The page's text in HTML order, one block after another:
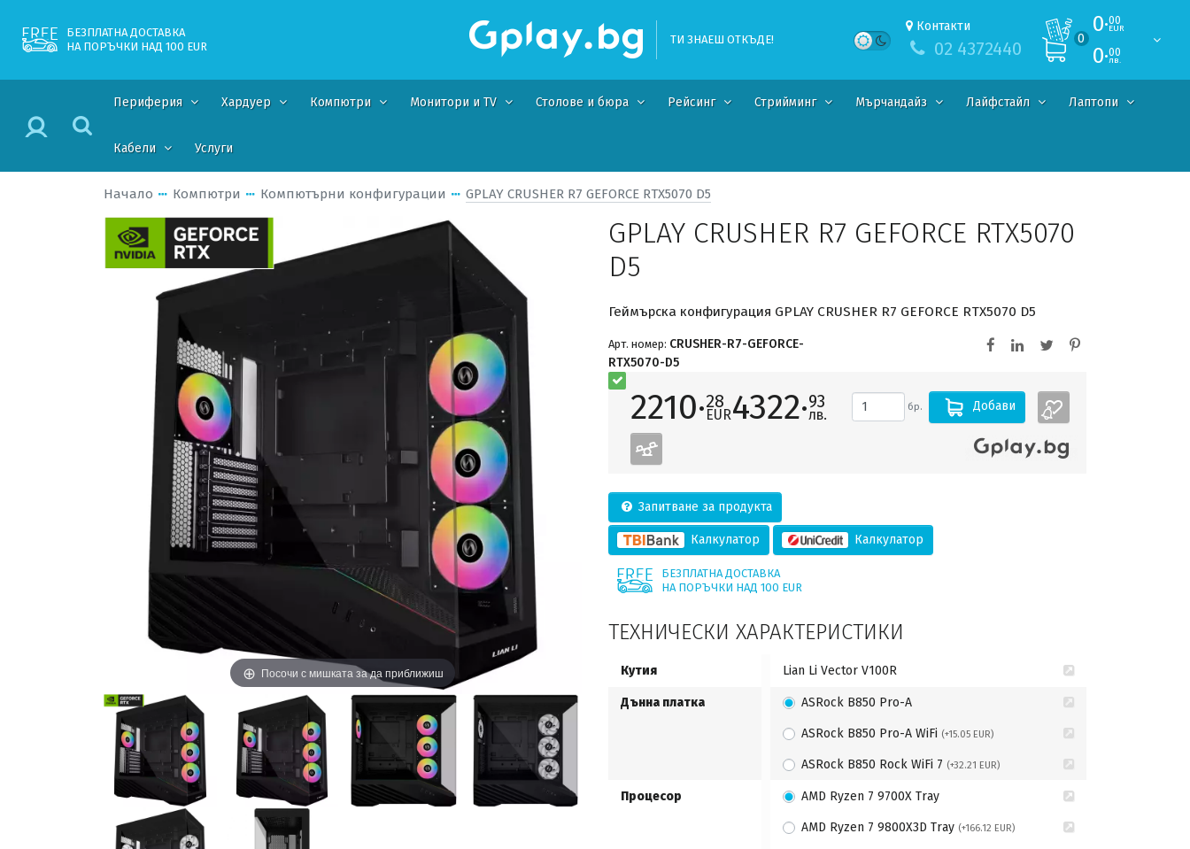
БЕЗПЛАТНА ДОСТАВКА
НА ПОРЪЧКИ НАД 100 EUR
ТИ ЗНАЕШ ОТКЪДЕ!
Контакти
02 4372440 0
0·00
EUR
0·00
лв.
Периферия Хардуер Компютри Монитори и TV Столове и бюра Рейсинг Стрийминг Мърчандайз Лайфстайл Лаптопи
Кабели Услуги
Начало Компютри Компютърни конфигурации GPLAY CRUSHER R7 GEFORCE RTX5070 D5
Посочи с мишката за да приближиш
GPLAY CRUSHER R7 GEFORCE RTX5070
D5
Геймърска конфигурация GPLAY CRUSHER R7 GEFORCE RTX5070 D5
Арт. номер: CRUSHER-R7-GEFORCE-
RTX5070-D5
2210·28
EUR4322·93
лв. бр. Добави
Запитване за продукта
Калкулатор Калкулатор
БЕЗПЛАТНА ДОСТАВКА
НА ПОРЪЧКИ НАД 100 EUR
ТЕХНИЧЕСКИ ХАРАКТЕРИСТИКИ
Кутия Lian Li Vector V100R
Дънна платка ASRock B850 Pro-A
ASRock B850 Pro-A WiFi (+15.05 EUR)
ASRock B850 Rock WiFi 7 (+32.21 EUR)
Процесор AMD Ryzen 7 9700X Tray
AMD Ryzen 7 9800X3D Tray (+166.12 EUR)